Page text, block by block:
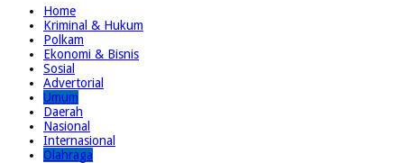
Home
Kriminal & Hukum
Polkam
Ekonomi & Bisnis
Sosial
Advertorial
Umum
Daerah
Nasional
Internasional
Olahraga